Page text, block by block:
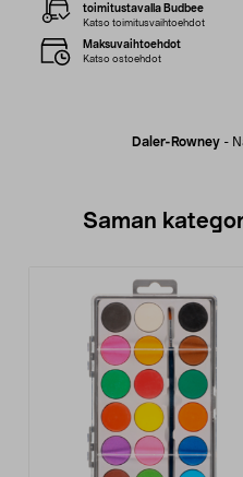
Daler-Rowney -
toimitustavalla Budbee
Katso toimitusvaihtoehdot
Maksuvaihtoehdot
Katso ostoehdot
Saman